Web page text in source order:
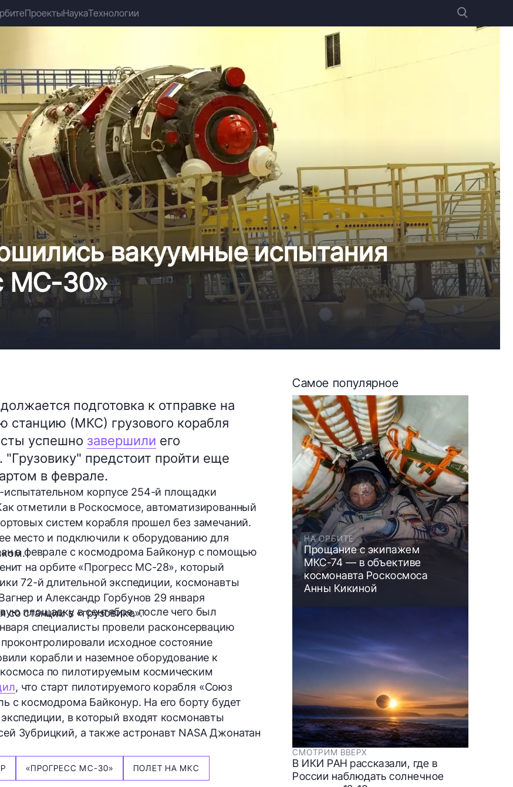
ПроектыНаукаТехнологии
вакуумные испытания
МС-30»
подготовка к отправке на
(МКС) грузового корабля
успешно завершили его
предстоит пройти еще
в феврале.
корпусе 254-й площадки
отметили в Роскосмосе, автоматизированный
систем корабля прошел без замечаний.
место и подключили к оборудованию для
в феврале с космодрома Байконур с помощью
на орбите «Прогресс МС-28», который
72-й длительной экспедиции, космонавты
и Александр Горбунов 29 января
со станции в «грузовике».
площадку в сентябре, после чего был
специалисты провели расконсервацию
исходное состояние
корабли и наземное оборудование к
по пилотируемым космическим
, что старт пилотируемого корабля «Союз
с космодрома Байконур. На его борту будет
в который входят космонавты
Зубрицкий, а также астронавт NASA Джонатан
«ПРОГРЕСС МС-30» ПОЛЕТ НА МКС
Самое популярное
НА ОРБИТЕ
Прощание с экипажем
МКС-74 — в объективе
космонавта Роскосмоса
Анны Кикиной
СМОТРИМ ВВЕРХ
В ИКИ РАН рассказали, где в
России наблюдать солнечное